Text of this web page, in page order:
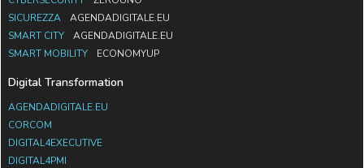
SICUREZZA
AGENDADIGITALE.EU
SMART CITY
AGENDADIGITALE.EU
SMART MOBILITY
ECONOMYUP
Digital Transformation
AGENDADIGITALE.EU
CORCOM
DIGITAL4EXECUTIVE
DIGITAL4PMI